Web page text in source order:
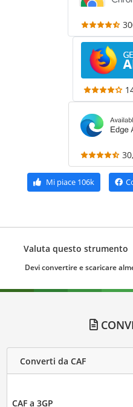
Mi piace 106k
Valuta questo strumento
Devi convertire e scaricare
Converti da CAF
CAF a 3GP